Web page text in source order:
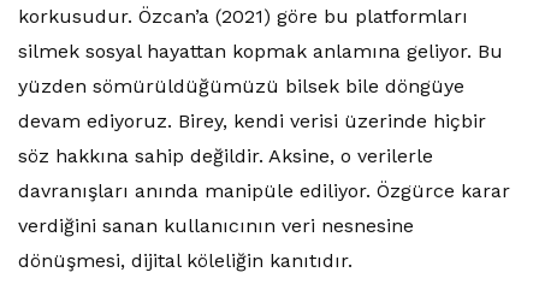
korkusudur. Özcan’a (2021) göre bu platformları
silmek sosyal hayattan kopmak anlamına geliyor. Bu
yüzden sömürüldüğümüzü bilsek bile döngüye
devam ediyoruz. Birey, kendi verisi üzerinde hiçbir
söz hakkına sahip değildir. Aksine, o verilerle
davranışları anında manipüle ediliyor. Özgürce karar
verdiğini sanan kullanıcının veri nesnesine
dönüşmesi, dijital köleliğin kanıtıdır.